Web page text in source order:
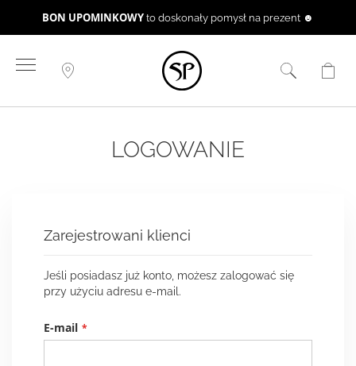
BON UPOMINKOWY to doskonały pomysł na prezent ☻
do
treści
LOGOWANIE
Zarejestrowani klienci
Jeśli posiadasz już konto, możesz zalogować się
przy użyciu adresu e-mail.
E-mail